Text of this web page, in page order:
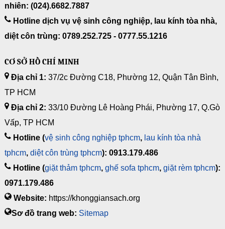
nhiên: (024).6682.7887
Hotline dịch vụ vệ sinh công nghiệp, lau kính tòa nhà,
diệt côn trùng: 0789.252.725 - 0777.55.1216
CƠ SỞ HỒ CHÍ MINH
Địa chỉ 1: 37/2c Đường C18, Phường 12, Quận Tân Bình,
TP HCM
Địa chỉ 2: 33/10 Đường Lê Hoàng Phái, Phường 17, Q.Gò
Vấp, TP HCM
Hotline (vệ sinh công nghiệp tphcm, lau kính tòa nhà
tphcm, diệt côn trùng tphcm): 0913.179.486
Hotline (giặt thảm tphcm, ghế sofa tphcm, giặt rèm tphcm):
0971.179.486
Website: https://khonggiansach.org
Sơ đồ trang web: Sitemap